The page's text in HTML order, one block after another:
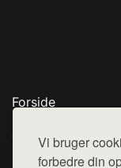
Vi bruger
forbedre din
Forside
Top Rabatter
Blog